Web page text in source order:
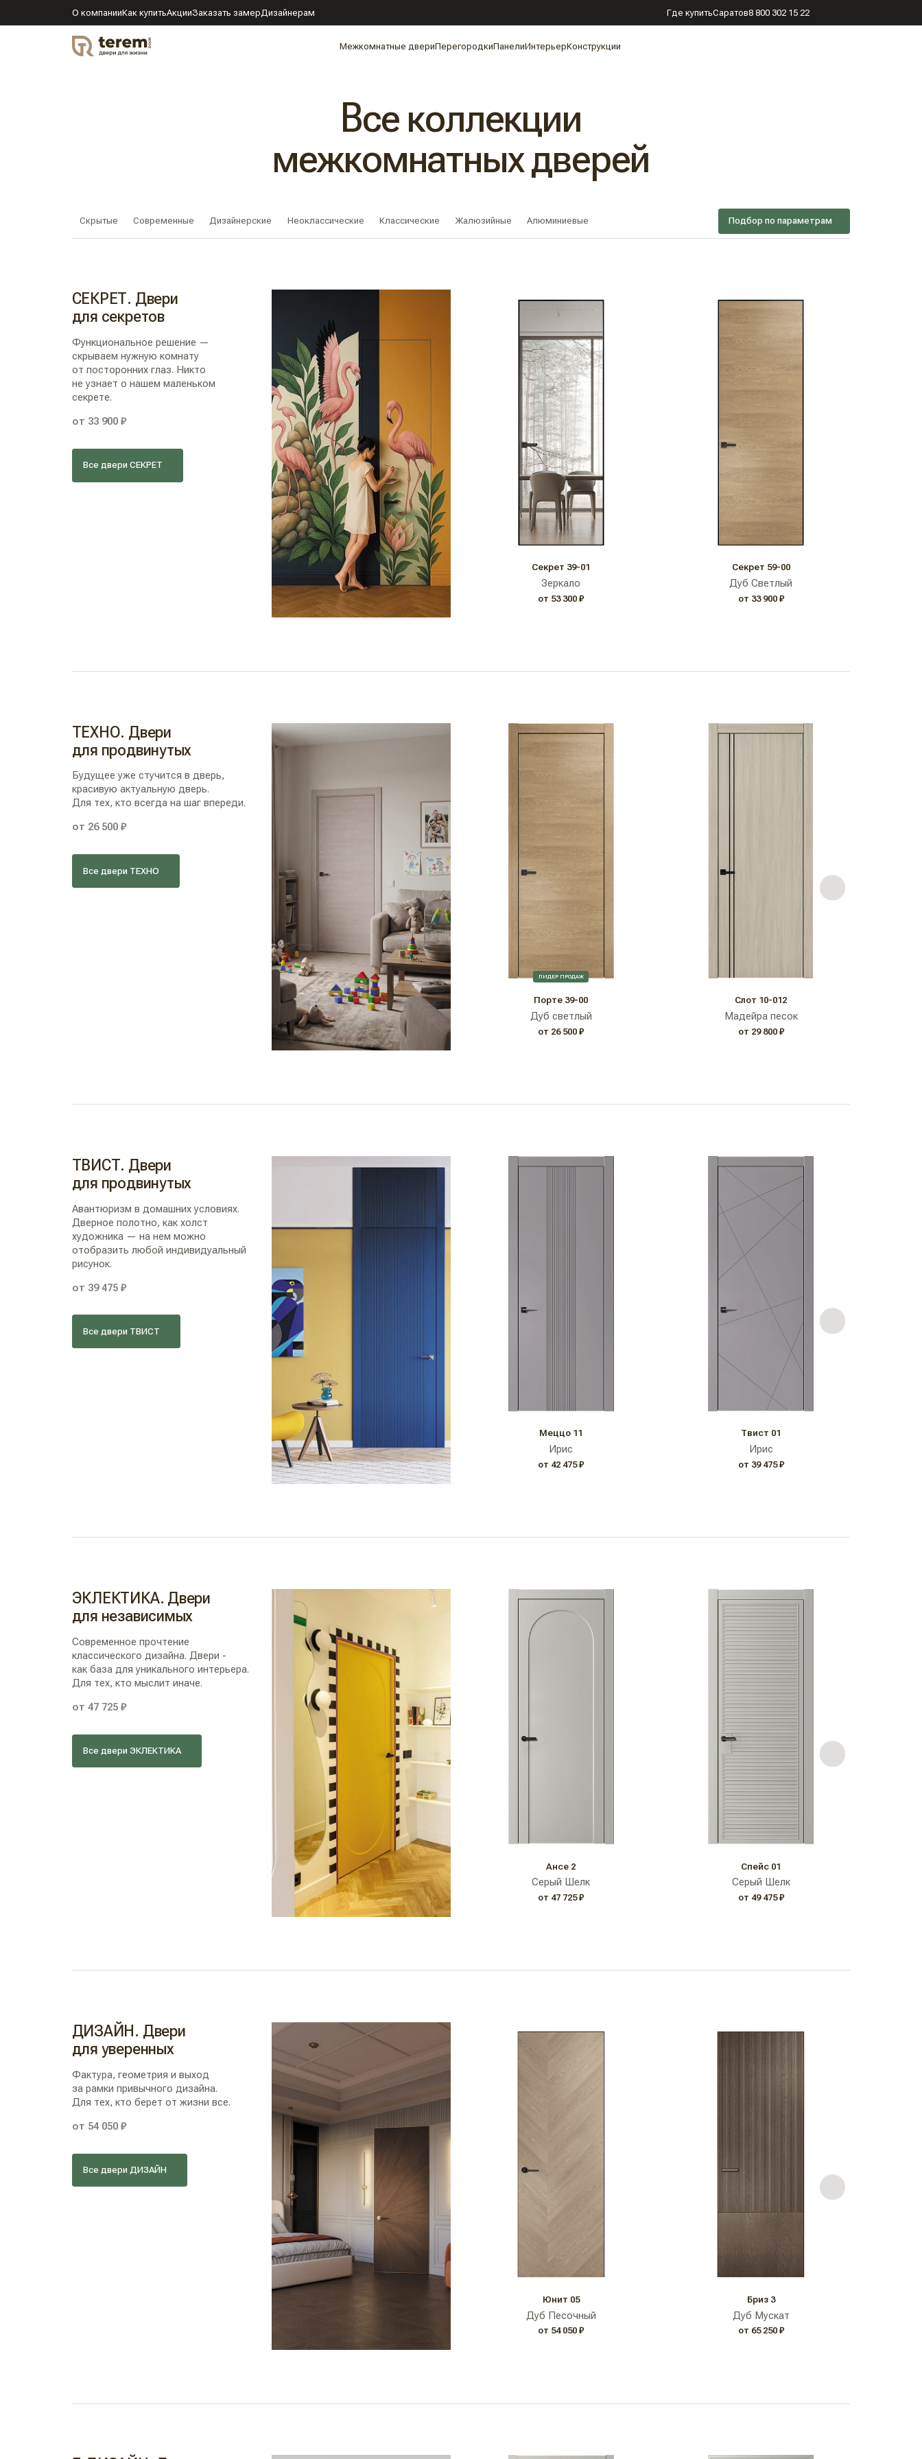
О компанииКак купитьАкцииЗаказать замер Дизайнерам Где купитьСаратов8 800 302 15 22
DOOR Межкомнатные двериПерегородкиПанелиИнтерьерКонструкции
Все коллекции
межкомнатных дверей
Скрытые Современные Дизайнерские Неоклассические Классические Жалюзийные Алюминиевые Подбор по параметрам
СЕКРЕТ. Двери
для секретов
Функциональное решение —
скрываем нужную комнату
от посторонних глаз. Никто
не узнает о нашем маленьком
секрете.
от 33 900 ₽
Все двери СЕКРЕТ
Секрет 39-01
Зеркало
от 53 300 ₽
Секрет 59-00
Дуб Светлый
от 33 900 ₽
ТЕХНО. Двери
для продвинутых
Будущее уже стучится в дверь,
красивую актуальную дверь.
Для тех, кто всегда на шаг впереди.
от 26 500 ₽
Все двери ТЕХНО
ЛИДЕР ПРОДАЖ
Порте 39-00
Дуб светлый
от 26 500 ₽
Слот 10-012
Мадейра песок
от 29 800 ₽
ТВИСТ. Двери
для продвинутых
Авантюризм в домашних условиях.
Дверное полотно, как холст
художника — на нем можно
отобразить любой индивидуальный
рисунок.
от 39 475 ₽
Все двери ТВИСТ
Меццо 11
Ирис
от 42 475 ₽
Твист 01
Ирис
от 39 475 ₽
ЭКЛЕКТИКА. Двери
для независимых
Современное прочтение
классического дизайна. Двери -
как база для уникального интерьера.
Для тех, кто мыслит иначе.
от 47 725 ₽
Все двери ЭКЛЕКТИКА
Ансе 2
Серый Шелк
от 47 725 ₽
Спейс 01
Серый Шелк
от 49 475 ₽
ДИЗАЙН. Двери
для уверенных
Фактура, геометрия и выход
за рамки привычного дизайна.
Для тех, кто берет от жизни все.
от 54 050 ₽
Все двери ДИЗАЙН
Юнит 05
Дуб Песочный
от 54 050 ₽
Бриз 3
Дуб Мускат
от 65 250 ₽